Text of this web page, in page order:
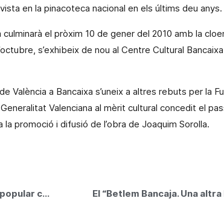
en la pinacoteca nacional en els últims deu anys.
culminarà el pròxim 10 de gener del 2010 amb la
s’exhibeix de nou al Centre Cultural
València a Bancaixa s’uneix a altres rebuts per la
Valenciana al mèrit cultural concedit el
promoció i difusió de l’obra de Joaquim Sorolla.
Bancaja ofrece en Alicante el popular concierto ‘Retaule de Nadal Bancaixa 2009’